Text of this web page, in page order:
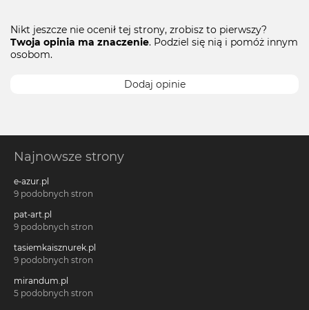
Nikt jeszcze nie ocenił tej strony, zrobisz to pierwszy?
Twoja opinia ma znaczenie. Podziel się nią i pomóż innym
osobom.
Dodaj opinie
Najnowsze strony
e-azur.pl
9 podobnych stron
pat-art.pl
9 podobnych stron
tasiemkaisznurek.pl
9 podobnych stron
mirandum.pl
5 podobnych stron